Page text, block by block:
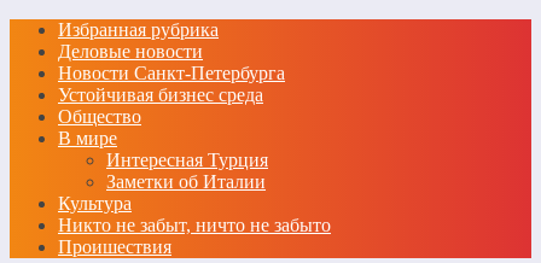
Избранная рубрика
Деловые новости
Новости Санкт-Петербурга
Устойчивая бизнес среда
Общество
В мире
Интересная Турция
Заметки об Италии
Культура
Никто не забыт, ничто не забыто
Проишествия